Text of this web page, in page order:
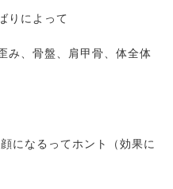
りによって
み、骨盤、肩甲骨、体全体
になるってホント（効果に